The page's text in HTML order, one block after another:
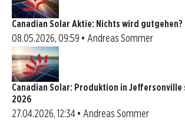
Canadian Solar Aktie: Nichts wird gutgehen?
08.05.2026, 09:59 • Andreas Sommer
Canadian Solar: Produktion in
2026
27.04.2026, 12:34 • Andreas Sommer